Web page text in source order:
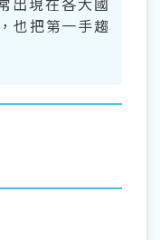
也把第一手趨